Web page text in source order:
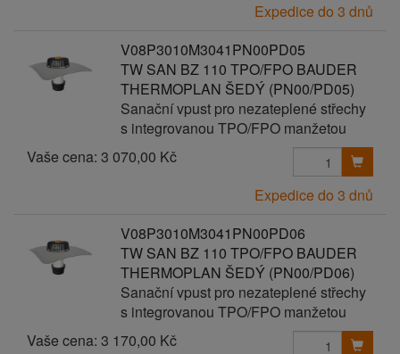
Expedice do 3 dnů
V08P3010M3041PN00PD05
TW SAN BZ 110 TPO/FPO BAUDER
THERMOPLAN ŠEDÝ (PN00/PD05)
Sanační vpust pro nezateplené střechy
s integrovanou TPO/FPO manžetou
Vaše cena: 3 070,00 Kč
Expedice do 3 dnů
V08P3010M3041PN00PD06
TW SAN BZ 110 TPO/FPO BAUDER
THERMOPLAN ŠEDÝ (PN00/PD06)
Sanační vpust pro nezateplené střechy
s integrovanou TPO/FPO manžetou
Vaše cena: 3 170,00 Kč